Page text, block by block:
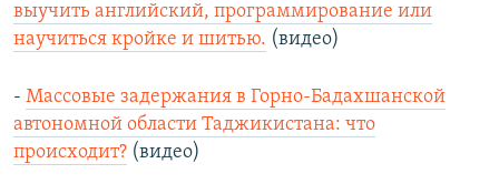
выучить английский, программирование или
научиться кройке и шитью. (видео)
- Массовые задержания в Горно-Бадахшанской
автономной области Таджикистана: что
происходит? (видео)